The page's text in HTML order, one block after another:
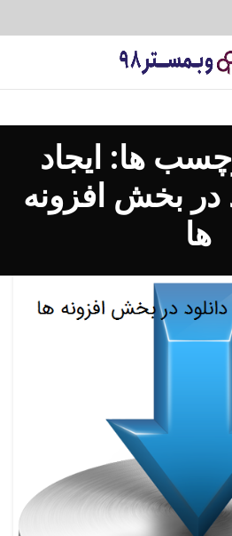
ها: ایجاد
در بخش افزونه
ها